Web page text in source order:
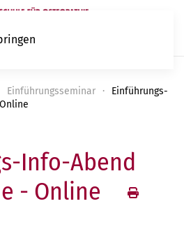
Einführungsseminar
Einführungs-
Info-Abend
- Online